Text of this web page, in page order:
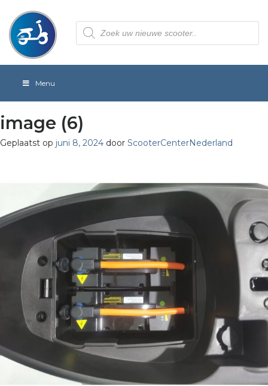
Producten
zoeken
Menu
image (6)
Geplaatst op juni 8, 2024 door ScooterCenterNederland